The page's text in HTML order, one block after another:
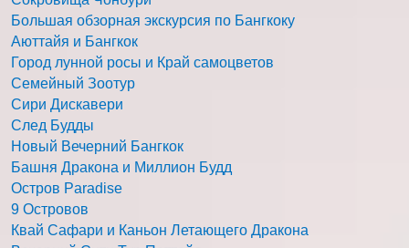
Большая обзорная экскурсия по Бангкоку
Аюттайя и Бангкок
Город лунной росы и Край самоцветов
Семейный Зоотур
Сири Дискавери
След Будды
Новый Вечерний Бангкок
Башня Дракона и Миллион Будд
Остров Paradise
9 Островов
Квай Сафари и Каньон Летающего Дракона